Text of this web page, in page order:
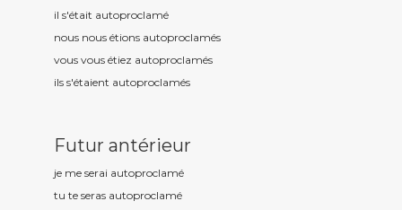
il s'était autoproclamé
nous nous étions autoproclamés
vous vous étiez autoproclamés
ils s'étaient autoproclamés
Futur antérieur
je me serai autoproclamé
tu te seras autoproclamé